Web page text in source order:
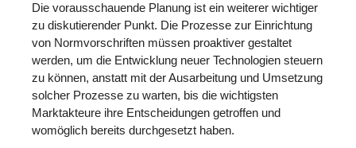
Die vorausschauende Planung ist ein weiterer wichtiger
zu diskutierender Punkt. Die Prozesse zur Einrichtung
von Normvorschriften müssen proaktiver gestaltet
werden, um die Entwicklung neuer Technologien steuern
zu können, anstatt mit der Ausarbeitung und Umsetzung
solcher Prozesse zu warten, bis die wichtigsten
Marktakteure ihre Entscheidungen getroffen und
womöglich bereits durchgesetzt haben.